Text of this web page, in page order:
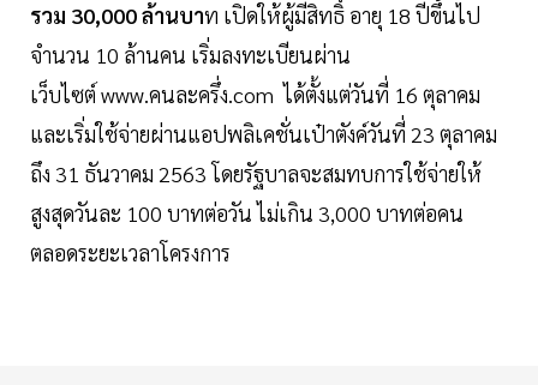
รวม 30,000 ล้านบาท เปิดให้ผู้มีสิทธิ์ อายุ 18 ปีขึ้นไป
จำนวน 10 ล้านคน เริ่มลงทะเบียนผ่าน
เว็บไซต์ www.คนละครึ่ง.com ได้ตั้งแต่วันที่ 16 ตุลาคม
และเริ่มใช้จ่ายผ่านแอปพลิเคชั่นเป๋าตังค์วันที่ 23 ตุลาคม
ถึง 31 ธันวาคม 2563 โดยรัฐบาลจะสมทบการใช้จ่ายให้
สูงสุดวันละ 100 บาทต่อวัน ไม่เกิน 3,000 บาทต่อคน
ตลอดระยะเวลาโครงการ